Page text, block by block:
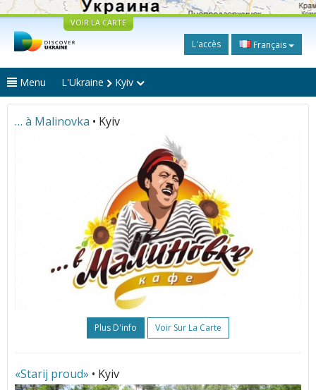
VOIR LA CARTE
L'accès Français
Menu L'Ukraine Kyiv
… à Malinovka • Kyiv
Plus D'info Voir Sur La Carte
«Starij proud» • Kyiv